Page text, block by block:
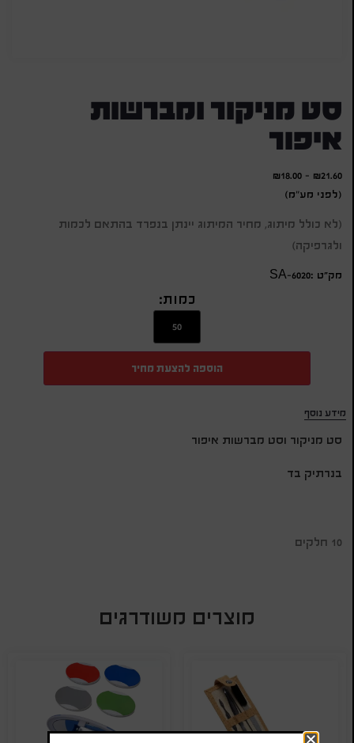
סט מניקור ומברשות
איפור
₪21.60
-
₪18.00
(לפני מע"מ)
(לא כולל מיתוג, מחיר המיתוג יינתן בנפרד בהתאם לכמות
ולגרפיקה)
מק״ט :SA-6020
כמות:
הוספה להצעת מחיר
מידע נוסף
סט מניקור וסט מברשות איפור
בנרתיק בד
10 חלקים
מוצרים משודרגים